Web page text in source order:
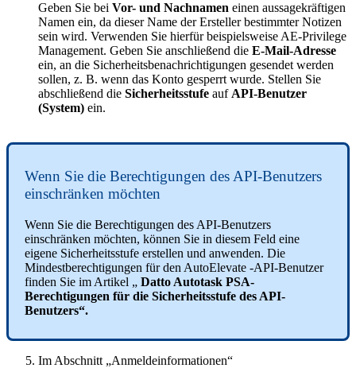
Geben Sie bei Vor- und Nachnamen einen aussagekräftigen
Namen ein, da dieser Name der Ersteller bestimmter Notizen
sein wird. Verwenden Sie hierfür beispielsweise AE-Privilege
Management. Geben Sie anschließend die E-Mail-Adresse
ein, an die Sicherheitsbenachrichtigungen gesendet werden
sollen, z. B. wenn das Konto gesperrt wurde. Stellen Sie
abschließend die Sicherheitsstufe auf API-Benutzer
(System) ein.
Wenn Sie die Berechtigungen des API-Benutzers
einschränken möchten
Wenn Sie die Berechtigungen des API-Benutzers
einschränken möchten, können Sie in diesem Feld eine
eigene Sicherheitsstufe erstellen und anwenden. Die
Mindestberechtigungen für den AutoElevate -API-Benutzer
finden Sie im Artikel „ Datto Autotask PSA-
Berechtigungen für die Sicherheitsstufe des API-
Benutzers“.
Im Abschnitt „Anmeldeinformationen“